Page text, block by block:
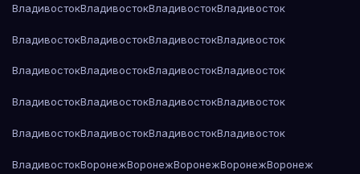
ВладивостокВладивостокВладивостокВладивосток
ВладивостокВладивостокВладивостокВладивосток
ВладивостокВладивостокВладивостокВладивосток
ВладивостокВладивостокВладивостокВладивосток
ВладивостокВладивостокВладивостокВладивосток
ВладивостокВоронежВоронежВоронежВоронежВоронеж